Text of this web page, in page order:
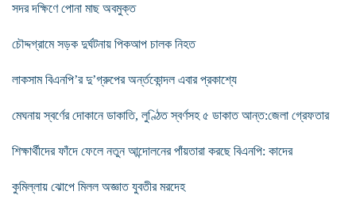
সদর দক্ষিণে পোনা মাছ অবমুক্ত
চৌদ্দগ্রামে সড়ক দুর্ঘটনায় পিকআপ চালক নিহত
লাকসাম বিএনপি’র দু’গ্রুপের অর্ন্তকোন্দল এবার প্রকাশ্যে
মেঘনায় স্বর্ণের দোকানে ডাকাতি, লুণ্ঠিত স্বর্ণসহ ৫ ডাকাত আন্ত:জেলা গ্রেফতার
শিক্ষার্থীদের ফাঁদে ফেলে নতুন আন্দোলনের পাঁয়তারা করছে বিএনপি: কাদের
কুমিল্লায় ঝোপে মিলল অজ্ঞাত যুবতীর মরদেহ